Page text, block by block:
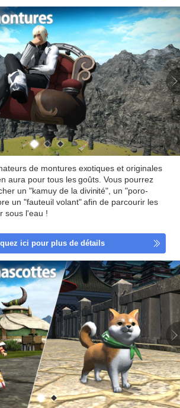
de montures exotiques et originales
aura pour tous les goûts. Vous pourrez
un "kamuy de la divinité", un "poro-
un "fauteuil volant" afin de parcourir les
sous l'eau !
ici pour plus de détails